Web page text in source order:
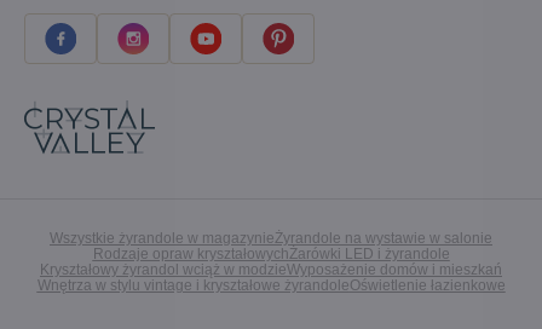
Wszystkie żyrandole w magazynieŻyrandole na wystawie w salonie
Rodzaje opraw kryształowychŻarówki LED i żyrandole
Kryształowy żyrandol wciąż w modzieWyposażenie domów i mieszkań
Wnętrza w stylu vintage i kryształowe żyrandoleOświetlenie łazienkowe